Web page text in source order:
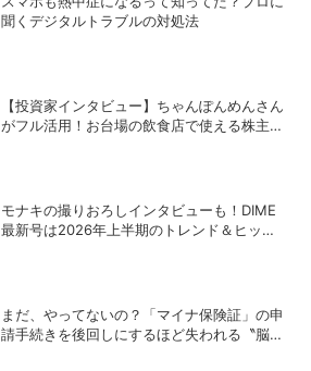
聞くデジタルトラブルの対処法
【投資家インタビュー】ちゃんぽんめんさん
がフル活用！お台場の飲食店で使える株主優
モナキの撮りおろしインタビューも！DIME
最新号は2026年上半期のトレンド＆ヒット
まだ、やってないの？「マイナ保険証」の申
請手続きを後回しにするほど失われる〝脳の